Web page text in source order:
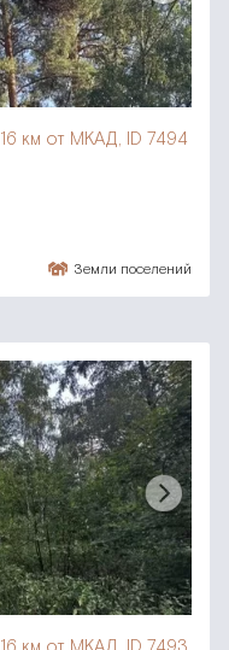
16 км от МКАД, ID 7494
Земли поселений